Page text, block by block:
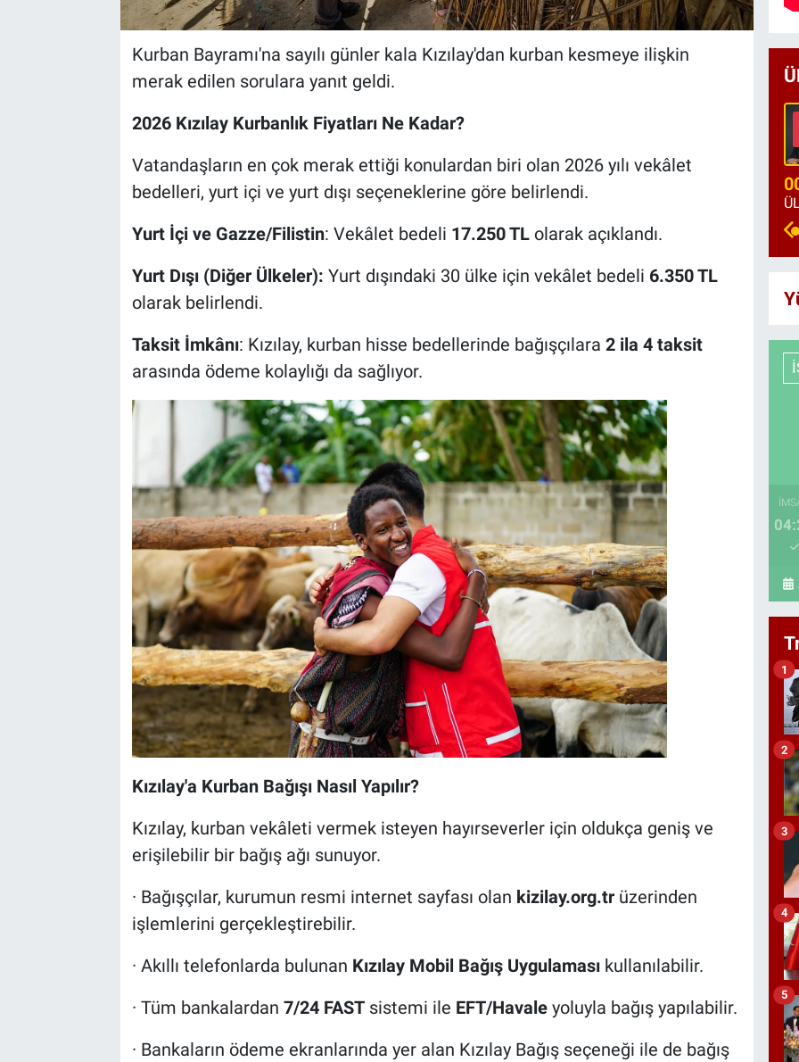
Kurban Bayramı'na sayılı günler kala Kızılay'dan kurban kesmeye ilişkin
merak edilen sorulara yanıt geldi.
2026 Kızılay Kurbanlık Fiyatları Ne Kadar?
Vatandaşların en çok merak ettiği konulardan biri olan 2026 yılı vekâlet
bedelleri, yurt içi ve yurt dışı seçeneklerine göre belirlendi.
Yurt İçi ve Gazze/Filistin: Vekâlet bedeli 17.250 TLolarak açıklandı.
Yurt Dışı (Diğer Ülkeler): Yurt dışındaki 30 ülke için vekâlet bedeli 6.350 TL
olarak belirlendi.
Taksit İmkânı: Kızılay, kurban hisse bedellerinde bağışçılara 2 ila 4 taksit
arasında ödeme kolaylığı da sağlıyor.
Kızılay'a Kurban Bağışı Nasıl Yapılır?
Kızılay, kurban vekâleti vermek isteyen hayırseverler için oldukça geniş ve
erişilebilir bir bağış ağı sunuyor.
· Bağışçılar, kurumun resmi internet sayfası olan kizilay.org.trüzerinden
işlemlerini gerçekleştirebilir.
· Akıllı telefonlarda bulunan Kızılay Mobil Bağış Uygulamasıkullanılabilir.
· Tüm bankalardan 7/24 FASTsistemi ile EFT/Havaleyoluyla bağış yapılabilir.
· Bankaların ödeme ekranlarında yer alan Kızılay Bağış seçeneği ile de bağış
1
2
3
4
5